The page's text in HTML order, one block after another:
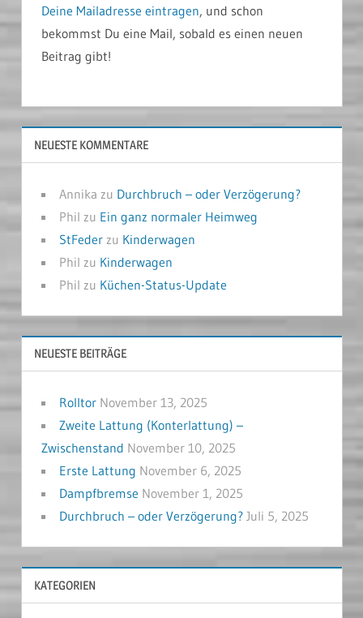
Deine Mailadresse eintragen, und schon
bekommst Du eine Mail, sobald es einen neuen
Beitrag gibt!
NEUESTE KOMMENTARE
Annika zu Durchbruch – oder Verzögerung?
Phil zu Ein ganz normaler Heimweg
StFederzu Kinderwagen
Phil zu Kinderwagen
Phil zu Küchen-Status-Update
NEUESTE BEITRÄGE
Rolltor November 13, 2025
Zweite Lattung (Konterlattung) –
Zwischenstand November 10, 2025
Erste Lattung November 6, 2025
Dampfbremse November 1, 2025
Durchbruch – oder Verzögerung? Juli 5, 2025
KATEGORIEN